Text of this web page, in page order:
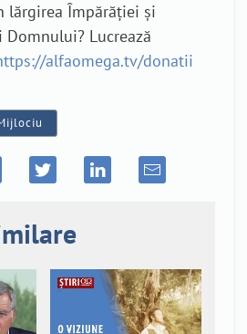
lărgirea Împărăției și
Lucrează
alfaomega.tv/donatii